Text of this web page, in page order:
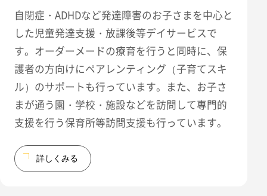
自閉症・ADHDなど発達障害のお子さまを中心と
した児童発達支援・放課後等デイサービスで
す。オーダーメードの療育を行うと同時に、保
護者の方向けにペアレンティング（子育てスキ
ル）のサポートも行っています。また、お子さ
まが通う園・学校・施設などを訪問して専門的
支援を行う保育所等訪問支援も行っています。
詳しくみる